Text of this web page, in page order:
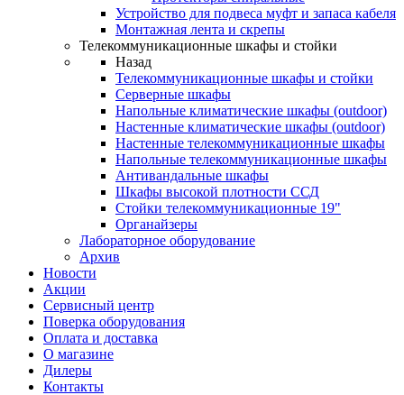
Устройство для подвеса муфт и запаса кабеля
Монтажная лента и скрепы
Телекоммуникационные шкафы и стойки
Назад
Телекоммуникационные шкафы и стойки
Серверные шкафы
Напольные климатические шкафы (outdoor)
Настенные климатические шкафы (outdoor)
Настенные телекоммуникационные шкафы
Напольные телекоммуникационные шкафы
Антивандальные шкафы
Шкафы высокой плотности ССД
Стойки телекоммуникационные 19"
Органайзеры
Лабораторное оборудование
Архив
Новости
Акции
Сервисный центр
Поверка оборудования
Оплата и доставка
О магазине
Дилеры
Контакты